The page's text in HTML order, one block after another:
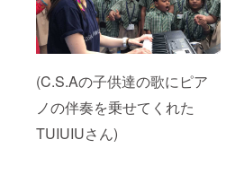
(C.S.Aの子供達の歌にピア
ノの伴奏を乗せてくれた
TUIUIUさん)